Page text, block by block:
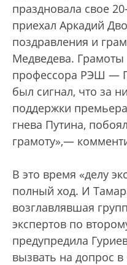
праздновала свое
приехал Аркадий
поздравления и
Медведева.
профессора РЭШ —
был сигнал, что за
поддержки
гнева Путина,
грамоту»,—
В это время «делу
полный ход. И
возглавлявшая
экспертов по
предупредила
вызвать на допрос